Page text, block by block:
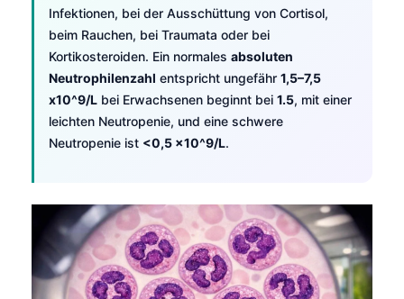
Infektionen, bei der Ausschüttung von Cortisol,
beim Rauchen, bei Traumata oder bei
Kortikosteroiden. Ein normales absoluten
Neutrophilenzahl entspricht ungefähr 1,5–7,5
x10^9/L bei Erwachsenen beginnt bei 1.5, mit einer
leichten Neutropenie, und eine schwere
Neutropenie ist <0,5 x10^9/L.